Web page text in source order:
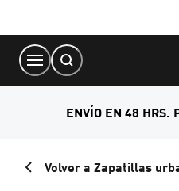
Content
ENVÍO EN 48 HRS.
Volver a Zapatillas